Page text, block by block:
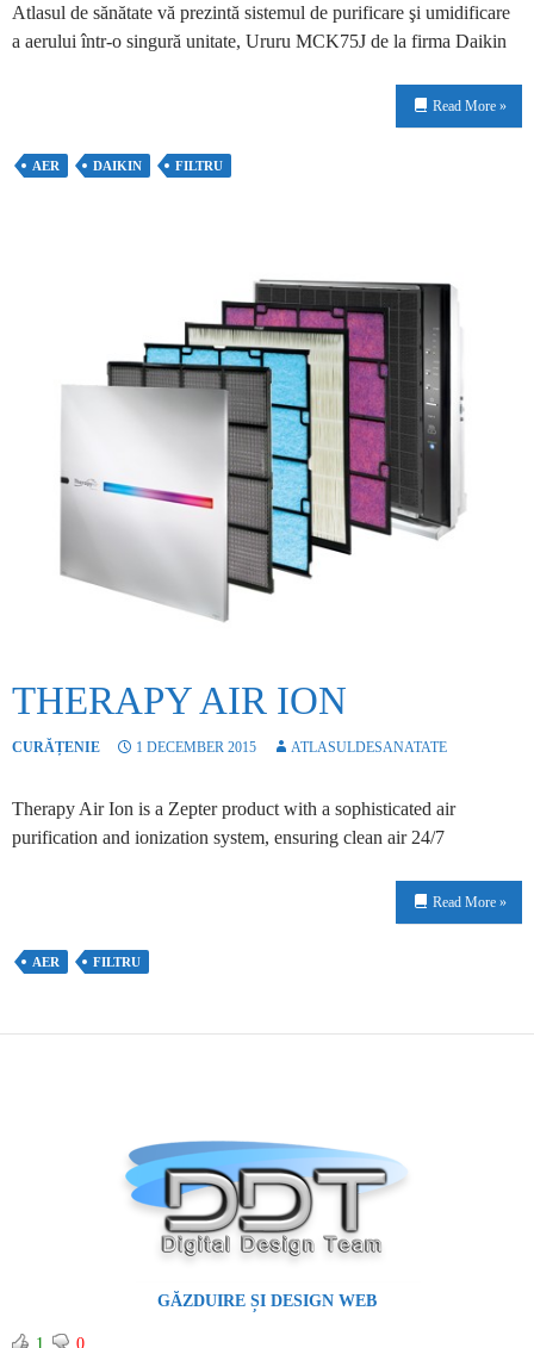
Atlasul de sănătate vă prezintă sistemul de purificare şi umidificare
a aerului într-o singură unitate, Ururu MCK75J de la firma Daikin
Read More »
AER DAIKIN FILTRU
THERAPY AIR ION
CURĂȚENIE 1 DECEMBER 2015 ATLASULDESANATATE
Therapy Air Ion is a Zepter product with a sophisticated air
purification and ionization system, ensuring clean air 24/7
Read More »
AER FILTRU
GĂZDUIRE ȘI DESIGN WEB
1 0